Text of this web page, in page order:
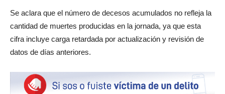
Se aclara que el número de decesos acumulados no refleja la
cantidad de muertes producidas en la jornada, ya que esta
cifra incluye carga retardada por actualización y revisión de
datos de días anteriores.